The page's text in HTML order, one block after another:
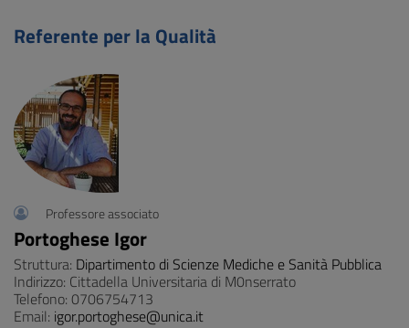
al
Referente per la Qualità
Professore associato
Portoghese Igor
Struttura: Dipartimento di Scienze Mediche e Sanità Pubblica
Indirizzo: Cittadella Universitaria di M0nserrato
Telefono: 0706754713
Email: igor.portoghese@unica.it